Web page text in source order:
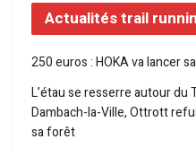
Actualités trail
250 euros : HOKA va lancer
L’étau se resserre autour du
Dambach-la-Ville, Ottrott
sa forêt